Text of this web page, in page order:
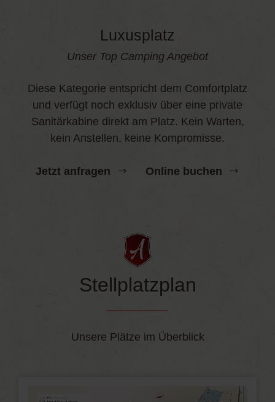
Luxusplatz
Unser Top Camping Angebot
Diese Kategorie entspricht dem Comfortplatz
und verfügt noch exklusiv über eine private
Sanitärkabine direkt am Platz. Kein Warten,
kein Anstellen, keine Kompromisse.
Jetzt anfragen Online buchen
Stellplatzplan
Unsere Plätze im Überblick